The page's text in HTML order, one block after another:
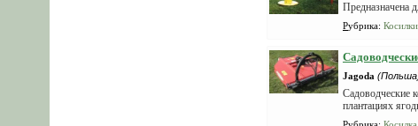
Предназначена
Рубрика:
Jagoda
Садоводческие
плантациях